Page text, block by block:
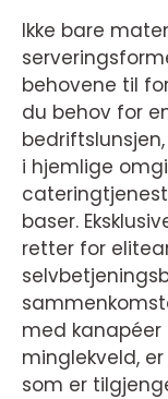
Ikke bare
behovene til
du behov for
i hjemlige
baser.
retter for
med
minglekveld,
som er